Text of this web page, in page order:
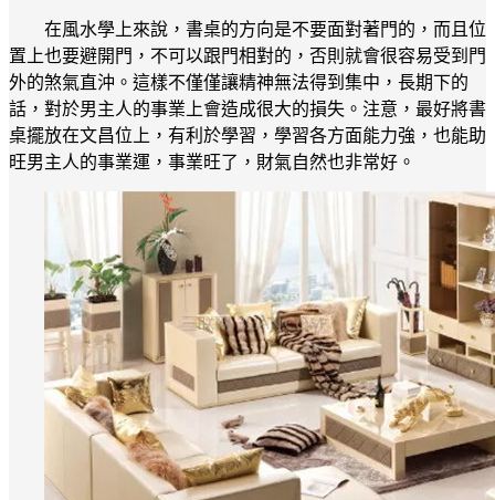
在風水學上來說，書桌的方向是不要面對著門的，而且位
置上也要避開門，不可以跟門相對的，否則就會很容易受到門
外的煞氣直沖。這樣不僅僅讓精神無法得到集中，長期下的
話，對於男主人的事業上會造成很大的損失。注意，最好將書
桌擺放在文昌位上，有利於學習，學習各方面能力強，也能助
旺男主人的事業運，事業旺了，財氣自然也非常好。